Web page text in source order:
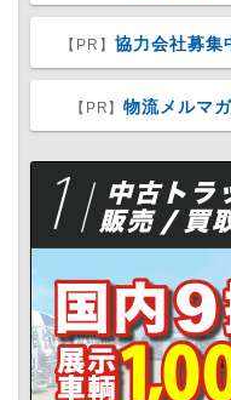
【PR】 協力会社募集
【PR】物流メルマ